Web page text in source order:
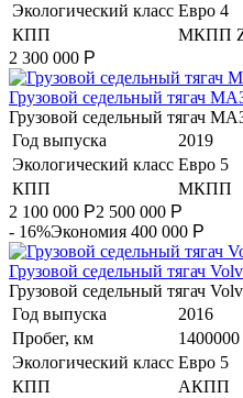
Экологический класс Евро 4
КПП
МКПП
2 300 000 Р
Грузовой седельный тягач
Грузовой седельный тягач
Год выпуска
2019
Экологический класс Евро 5
КПП
МКПП
2 100 000 Р2 500 000 Р
- 16%Экономия 400 000 Р
​Грузовой седельный тягач
​Грузовой седельный тягач
Год выпуска
2016
Пробег, км
1400000
Экологический класс Евро 5
КПП
АКПП